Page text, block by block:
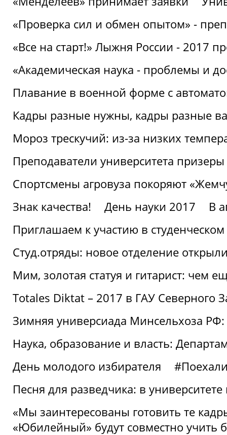
«Проверка сил и обмен опытом» -
«Все на старт!» Лыжня России - 2017
«Академическая наука - проблемы и
Плавание в военной форме с
Кадры разные нужны, кадры разные
Мороз трескучий: из-за низких
Преподаватели университета
Спортсмены агровуза покоряют
Знак качества!
День науки 2017
В
Приглашаем к участию в
Студ.отряды: новое отделение
Мим, золотая статуя и гитарист: чем
Totales Diktat – 2017 в ГАУ Северного
Зимняя универсиада Минсельхоза
Наука, образование и власть:
День молодого избирателя
Песня для разведчика: в
«Мы заинтересованы готовить те
«Юбилейный» будут совместно учить